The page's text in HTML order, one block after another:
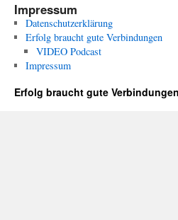
Impressum
Datenschutzerklärung
Erfolg braucht gute Verbindungen
VIDEO Podcast
Impressum
Erfolg braucht gute Verbindungen